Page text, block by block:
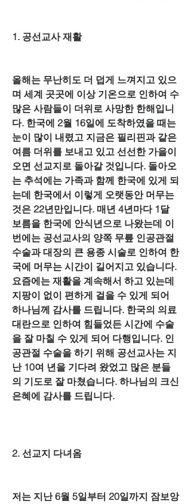
1. 공선교사 재활
올해는 무난히도 더 덥게 느껴지고 있으
며 세계 곳곳에 이상 기온으로 인하여 수
많은 사람들이 더위로 사망한 한해입니
다. 한국에 2월 16일에 도착하였을 때는
눈이 많이 내렸고 지금은 필리핀과 같은
여름 더위를 보내고 있고 선선한 가을이
오면 선교지로 돌아갈 것입니다. 돌아오
는 추석에는 가족과 함께 한국에 있게 되
는데 한국에서 이렇게 오랫동안 머무는
것은 22년만입니다. 매년 4년마다 1달
보름을 한국에 안식년으로 나왔는데 이
번에는 공선교사의 양쪽 무릎 인공관절
수술과 대장의 큰 용종 시술로 인하여 한
국에 머무는 시간이 길어지고 있습니다.
요즘에는 재활을 계속해서 하고 있는데
지팡이 없이 편하게 걸을 수 있게 되어
하나님께 감사를 드립니다. 한국의 의료
대란으로 인하여 힘들었든 시간에 수술
을 잘 마칠 수 있게 되어 다행입니다. 인
공관절 수술을 하기 위해 공선교사는 지
난 10여 년을 기다려 왔었고 많은 분들
의 기도로 잘 마쳤습니다. 하나님의 크신
은혜에 감사를 드립니다.
2. 선교지 다녀옴
저는 지난 6월 5일부터 20일까지 잠보앙